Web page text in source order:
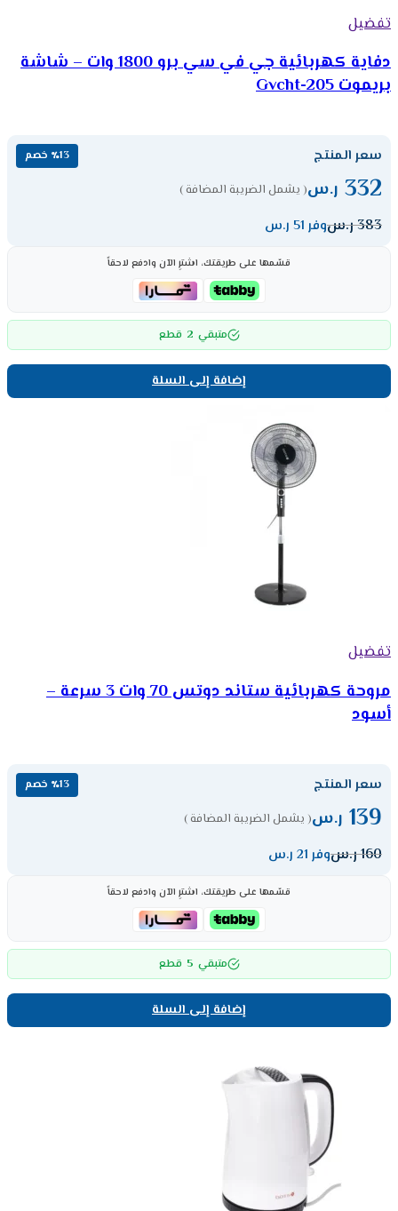
تفضيل
دفاية كهربائية جي في سي برو 1800 وات – شاشة
بريموت Gvcht-205
سعر المنتج ٪13 خصم
332 ر.س( يشمل الضريبة المضافة )
383ر.سوفر 51 ر.س
قسّمها على طريقتك، اشترِ الآن وادفع لاحقاً
متبقي 2 قطع
إضافة إلى السلة
تفضيل
مروحة كهربائية ستاند دوتس 70 وات 3 سرعة –
أسود
سعر المنتج ٪13 خصم
139 ر.س( يشمل الضريبة المضافة )
160ر.سوفر 21 ر.س
قسّمها على طريقتك، اشترِ الآن وادفع لاحقاً
متبقي 5 قطع
إضافة إلى السلة